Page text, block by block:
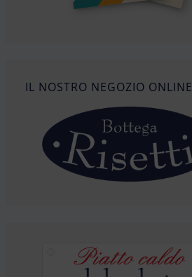
IL NOSTRO NEGOZIO ONLINE